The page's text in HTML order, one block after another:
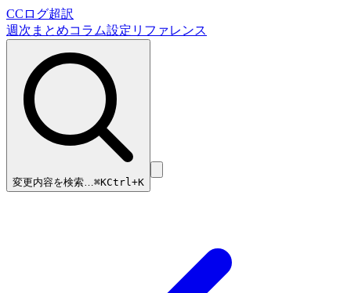
CCログ超訳
週次まとめコラム設定リファレンス
変更内容を検索…⌘KCtrl+K